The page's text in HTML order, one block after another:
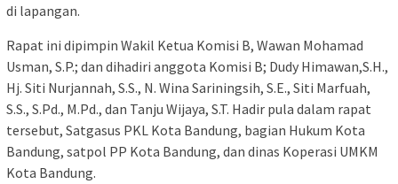
di lapangan.
Rapat ini dipimpin Wakil Ketua Komisi B, Wawan Mohamad
Usman, S.P.; dan dihadiri anggota Komisi B; Dudy Himawan,S.H.,
Hj. Siti Nurjannah, S.S., N. Wina Sariningsih, S.E., Siti Marfuah,
S.S., S.Pd., M.Pd., dan Tanju Wijaya, S.T. Hadir pula dalam rapat
tersebut, Satgasus PKL Kota Bandung, bagian Hukum Kota
Bandung, satpol PP Kota Bandung, dan dinas Koperasi UMKM
Kota Bandung.